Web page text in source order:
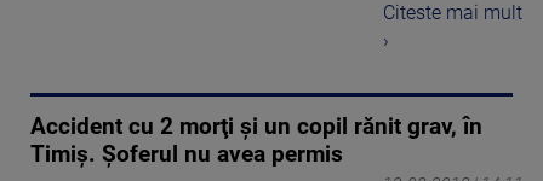
Citeste mai mult
›
Accident cu 2 morţi şi un copil rănit grav, în
Timiş. Şoferul nu avea permis